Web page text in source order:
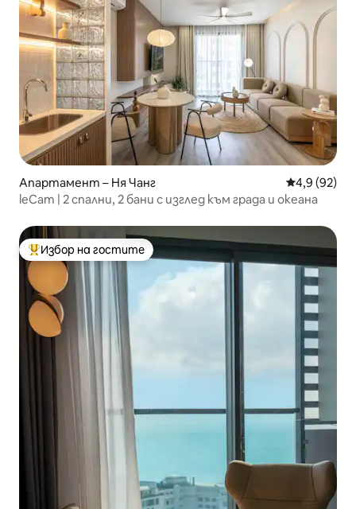
Апартамент – Ня Чанг Средна
4,9 (92)
leCam | 2 спални, 2 бани с изглед към града и океана
Най-популярен избор на гостите
Избор на гостите